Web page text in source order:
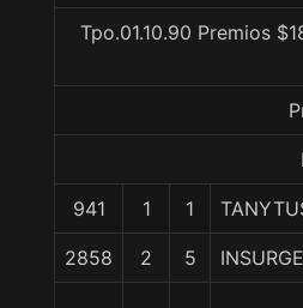
Tpo.01.10.90 Premios
941 1 1
2858 2 5